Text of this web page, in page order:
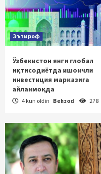
Эътироф
Ўзбекистон янги глобал
иқтисодиётда ишончли
инвестиция марказига
айланмоқда
4 kun oldin Behzod 278